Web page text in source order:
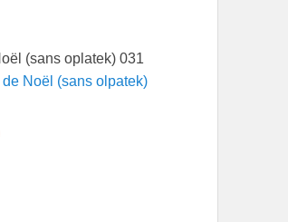
(sans oplatek) 031
Noël (sans olpatek)